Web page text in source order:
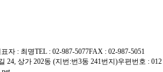
자 : 최명TEL : 02-987-5077FAX : 02-987-5051
24, 상가 202동 (지번:번3동 241번지)우편번호 : 012